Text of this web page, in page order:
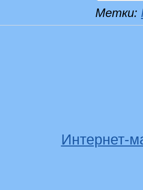
Метки:
Интернет-